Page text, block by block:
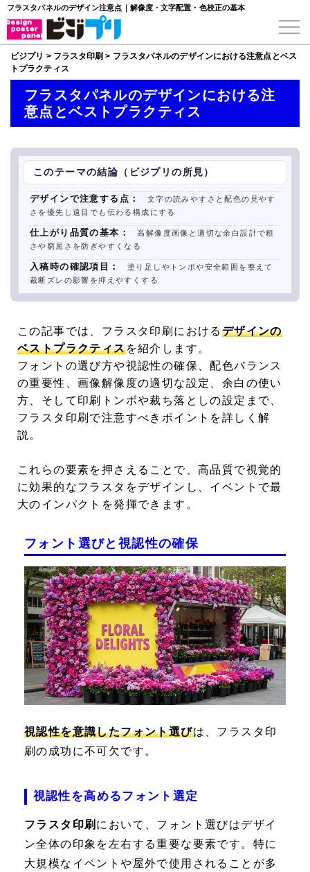
フラスタパネルのデザイン注意点｜解像度・文字配置・色校正の基本
ビジプリ > フラスタ印刷 > フラスタパネルのデザインにおける注意点とベス
トプラクティス
フラスタパネルのデザインにおける注
意点とベストプラクティス
このテーマの結論（ビジプリの所見）
デザインで注意する点：
文字の読みやすさと配色の見やす
さを優先し遠目でも伝わる構成にする
仕上がり品質の基本：
高解像度画像と適切な余白設計で粗
さや窮屈さを防ぎやすくなる
入稿時の確認項目：
塗り足しやトンボや安全範囲を整えて
裁断ズレの影響を抑えやすくする
この記事では、フラスタ印刷における デザインの
ベストプラクティスを紹介します。
フォントの選び方や視認性の確保、配色バランス
の重要性、画像解像度の適切な設定、余白の使い
方、そして印刷トンボや裁ち落としの設定まで、
フラスタ印刷で注意すべきポイントを詳しく解
説。
これらの要素を押さえることで、高品質で視覚的
に効果的なフラスタをデザインし、イベントで最
大のインパクトを発揮できます。
フォント選びと視認性の確保
視認性を意識したフォント選びは、フラスタ印
刷の成功に不可欠です。
視認性を高めるフォント選定
フラスタ印刷 において、フォント選びはデザイ
ン全体の印象を左右する重要な要素です。特に
大規模なイベントや屋外で使用されることが多